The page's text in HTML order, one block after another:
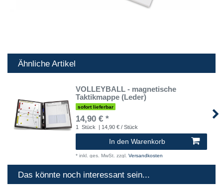
Ähnliche Artikel
VOLLEYBALL - magnetische
Taktikmappe (Leder)
sofort lieferbar
14,90 € *
1 Stück | 14,90 € / Stück
In den Warenkorb
* inkl. ges. MwSt. zzgl. Versandkosten
Das könnte noch interessant sein...